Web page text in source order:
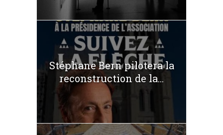
Stéphane Bern pilotera la
reconstruction de la...